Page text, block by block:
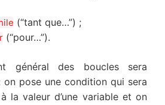
(“tant que…”) ;
(“pour…”).
général des boucles sera
on pose une condition qui sera
la valeur d’une variable et on